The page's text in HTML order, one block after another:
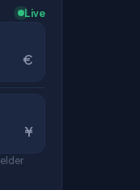
Live
€
¥